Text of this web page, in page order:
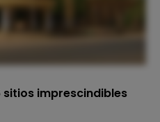
sitios imprescindibles